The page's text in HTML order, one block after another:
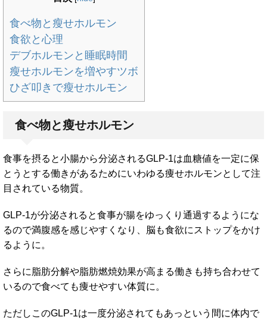
食べ物と瘦せホルモン
食欲と心理
デブホルモンと睡眠時間
瘦せホルモンを増やすツボ
ひざ叩きで瘦せホルモン
食べ物と瘦せホルモン
食事を摂ると小腸から分泌されるGLP-1は血糖値を一定に保
とうとする働きがあるためにいわゆる痩せホルモンとして注
目されている物質。
GLP-1が分泌されると食事が腸をゆっくり通過するようにな
るので満腹感を感じやすくなり、脳も食欲にストップをかけ
るように。
さらに脂肪分解や脂肪燃焼効果が高まる働きも持ち合わせて
いるので食べても痩せやすい体質に。
ただしこのGLP-1は一度分泌されてもあっという間に体内で